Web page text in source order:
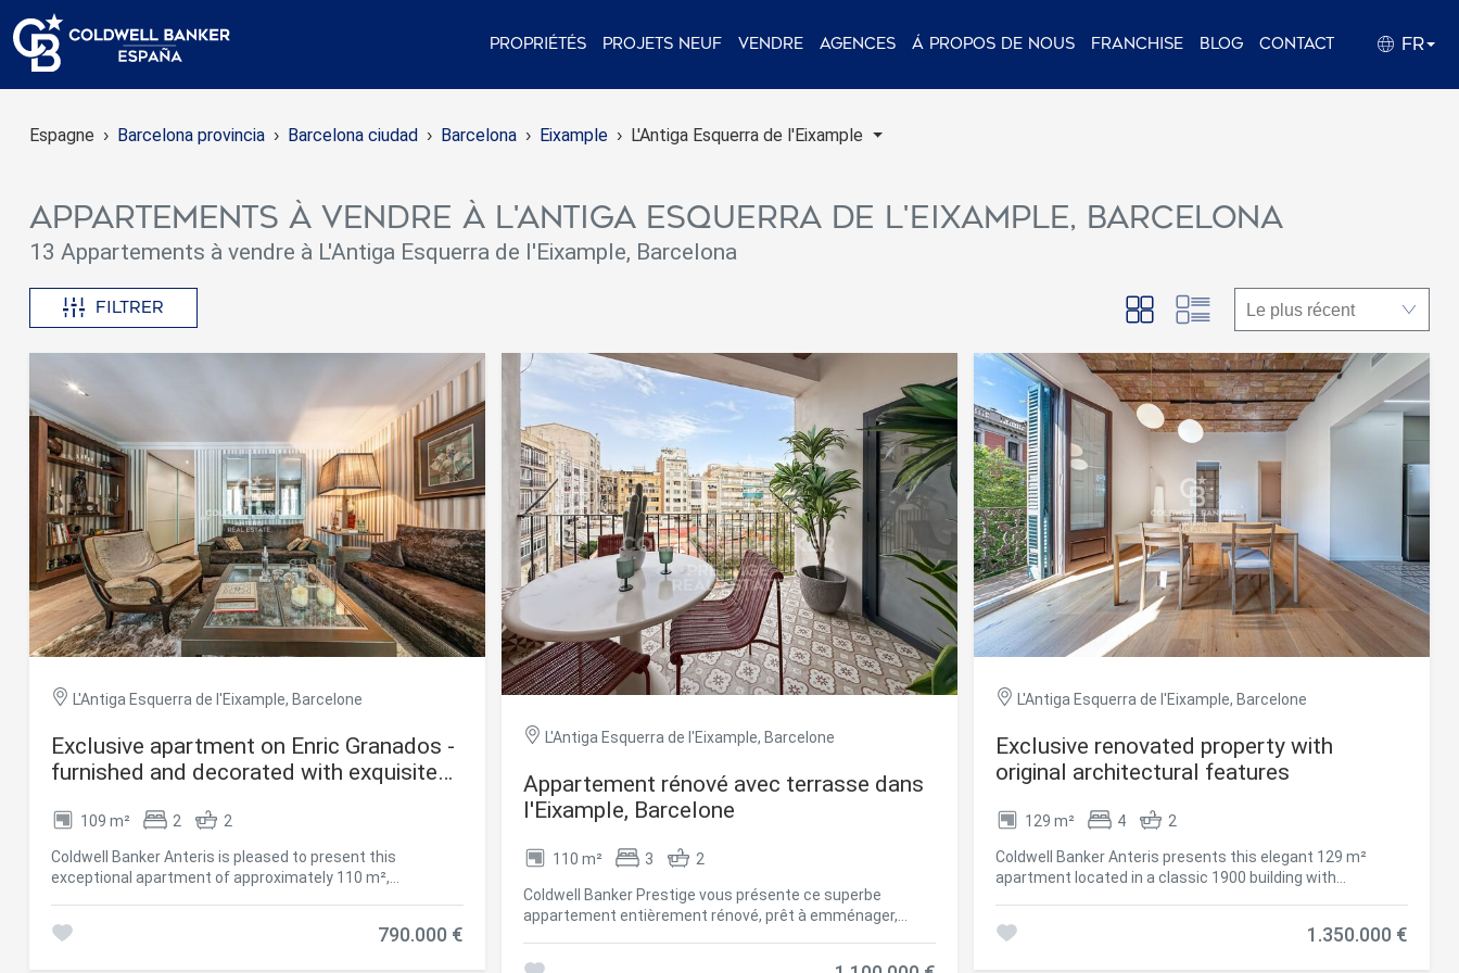
Propriétés Projets neuf Vendre Agences Á propos de nous Franchise Blog Contact FR
Espagne Barcelona provincia Barcelona ciudad Barcelona Eixample L'Antiga Esquerra de l'Eixample
Appartements à vendre à L'Antiga Esquerra de l'Eixample, Barcelona
13 Appartements à vendre à L'Antiga Esquerra de l'Eixample, Barcelona
Filtrer
L'Antiga Esquerra de l'Eixample, Barcelone
Exclusive apartment on Enric Granados -
furnished and decorated with exquisite
109 m² 2 2
Coldwell Banker Anteris is pleased to present this
exceptional apartment of approximately 110 m²,
building on the principal floor, in a prime setting within790.000 €
L'Antiga Esquerra de l'Eixample, Barcelone
Appartement rénové avec terrasse dans
l'Eixample, Barcelone
110 m² 3 2
Coldwell Banker Prestige vous présente ce superbe
appartement entièrement rénové, prêt à emménager,
L'Antiga Esquerra de l'Eixample, Barcelone
Exclusive renovated property with
original architectural features
129 m² 4 2
Coldwell Banker Anteris presents this elegant 129 m²
apartment located in a classic 1900 building with
property perfectly combines the charm of original1.350.000 €
Modifier les cookies
Toujours actif
Ce site Web utilise ses propres cookies pour collecter des informations afin
d'améliorer nos services. Si vous continuez à naviguer, vous acceptez leur installation.
L'utilisateur a la possibilité de configurer son navigateur, pouvant, s'il le souhaite,
empêcher leur installation sur son disque dur, même s'il doit garder à l'esprit qu'une
telle action peut entraîner des difficultés de navigation sur le site.